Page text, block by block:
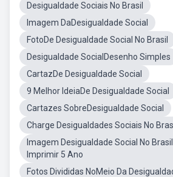
Desigualdade Sociais No Brasil
Imagem DaDesigualdade Social
FotoDe Desigualdade Social No Brasil
Desigualdade SocialDesenho Simples
CartazDe Desigualdade Social
9 Melhor IdeiaDe Desigualdade Social
Cartazes SobreDesigualdade Social
Charge Desigualdades Sociais No
Imagem Desigualdade Social No
Imprimir 5 Ano
Fotos Divididas NoMeio Da